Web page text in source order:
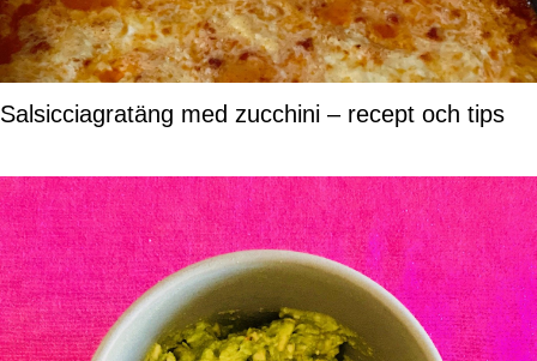
Salsicciagratäng med zucchini – recept och tips